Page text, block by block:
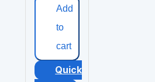
Add
to
cart
Quick